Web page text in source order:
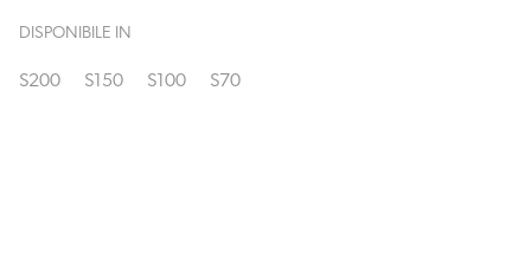
DISPONIBILE IN
S200 S150 S100 S70